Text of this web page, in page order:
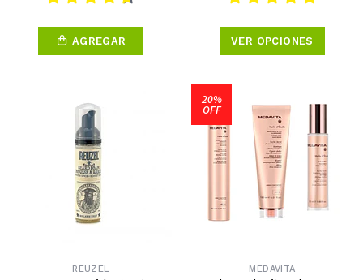
AGREGAR VER OPCIONES
REUZEL
20%
OFF
MEDAVITA